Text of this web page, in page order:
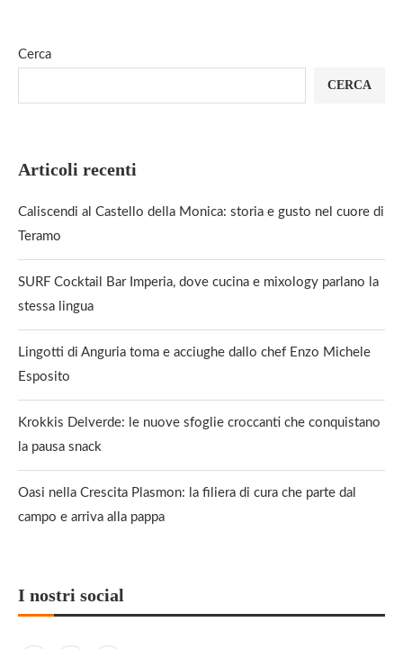
Cerca
CERCA
Articoli recenti
Caliscendi al Castello della Monica: storia e gusto nel cuore di
Teramo
SURF Cocktail Bar Imperia, dove cucina e mixology parlano la
stessa lingua
Lingotti di Anguria toma e acciughe dallo chef Enzo Michele
Esposito
Krokkis Delverde: le nuove sfoglie croccanti che conquistano
la pausa snack
Oasi nella Crescita Plasmon: la filiera di cura che parte dal
campo e arriva alla pappa
I nostri social